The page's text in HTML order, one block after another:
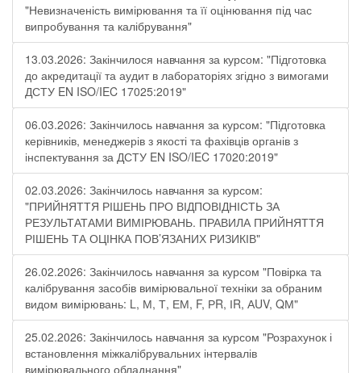
"Невизначеність вимірювання та її оцінювання під час
випробування та калібрування"
13.03.2026: Закінчилося навчання за курсом: "Підготовка
до акредитації та аудит в лабораторіях згідно з вимогами
ДСТУ EN ISO/IEC 17025:2019"
06.03.2026: Закінчилось навчання за курсом: "Підготовка
керівників, менеджерів з якості та фахівців органів з
інспектування за ДСТУ EN ISO/IEC 17020:2019"
02.03.2026: Закінчилось навчання за курсом:
"ПРИЙНЯТТЯ РІШЕНЬ ПРО ВІДПОВІДНІСТЬ ЗА
РЕЗУЛЬТАТАМИ ВИМІРЮВАНЬ. ПРАВИЛА ПРИЙНЯТТЯ
РІШЕНЬ ТА ОЦІНКА ПОВ’ЯЗАНИХ РИЗИКІВ"
26.02.2026: Закінчилось навчання за курсом "Повірка та
калібрування засобів вимірювальної техніки за обраним
видом вимірювань: L, М, Т, ЕМ, F, РR, ІR, АUV, QМ"
25.02.2026: Закінчилось навчання за курсом "Розрахунок і
встановлення міжкалібрувальних інтервалів
вимірювального обладнання"